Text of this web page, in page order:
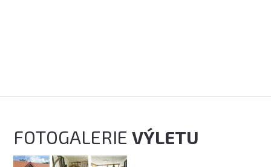
FOTOGALERIEVÝLETU